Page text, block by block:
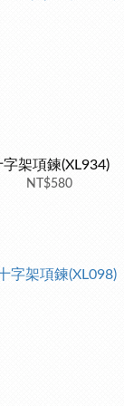
字架項鍊(XL934)
NT$580